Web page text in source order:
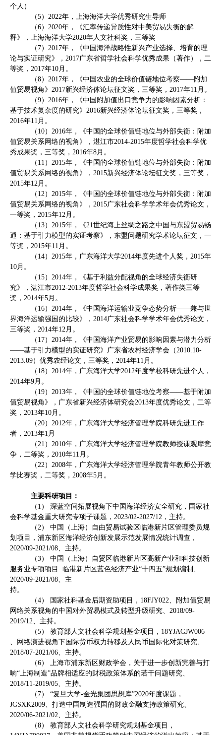
个人）
（5） 2022年，上海海洋大学优秀研究生导师
（6） 2020年，《汇率传递异质性对中美贸易失衡的解
释》，上海海洋大学2020年人文社科奖，三等奖
（ 7） 2017年，《中国海洋战略性新兴产业选择、培育的理
论与实证研究》， 2017广东省哲学社会科学优秀成果（著作），二
等奖， 2017年10月。
（8） 2017年，《中国农业的全球价值链地位考察——附加
值贸易视角》 2017新兴经济体论坛征文奖，三等奖， 2017年11 月。
（9） 2016年，《中国附加值出口竞争力的影响因素分析：
基于技术复杂度的研究》 2016新兴经济体论坛征文奖，三等奖，
2016年11 月。
（ 10） 2016年，《中国的全球价值链地位与外部失衡：附加
值贸易关系网络的视角》，湛江市2014-2015年度哲学社会科学优
秀成果奖，三等奖， 2016年8月。
（ 11 ） 2015年，《中国的全球价值链地位与外部失衡：附加
值贸易关系网络的视角》， 2015新兴经济体论坛征文奖，三等奖，
2015年12月。
（ 12） 2015年，《中国的全球价值链地位与外部失衡：附加
值贸易关系网络的视角》， 2015广东社会科学学术年会优秀论文，
一等奖， 2015年12月。
（ 13） 2015年，《21世纪海上丝绸之路之中国与东盟贸易畅
通：基于引力模型的实证考察》，东盟问题研究学术论坛征文，一
等奖， 2015年11 月。
（ 14） 2015年，广东海洋大学2014年度先进个人奖， 2015年
10月。
（ 15） 2014年，《基于利益分配视角的全球经济失衡研
究》，湛江市2012-2013年度哲学社会科学成果奖，著作类三等
奖， 2014年5月。
（ 16） 2014年，《中国海洋运输业竞争态势分析——兼与世
界海洋运输强国的比较》， 2014广东社会科学学术年会优秀论文，
三等奖， 2014年12月。
（ 17） 2014年，《中国海洋产业贸易的影响因素与潜力分析
——基于引力模型的实证研究》广东省农村经济学会（2010.10-
2013.09）优秀农经论文，三等奖， 2014年11 月。
（ 18） 2014年，广东海洋大学2012年度学校科研先进个人，
2014年9月。
（ 19） 2013年，《中国的全球价值链地位考察——基于附加
值贸易视角》，广东省新兴经济体研究会2013年度优秀论文，二等
奖， 2013年10月。
（20） 2012年，广东海洋大学经济管理学院科研先进工作
者， 2013年1 月
（21 ） 2010年，广东海洋大学经济管理学院教师授课观摩竞
争，二等奖， 2010年11 月。
（22） 2008年，广东海洋大学经济管理学院青年教师公开教
学比赛奖，二等奖， 2008年5月。
主要科研项目：
（ 1 ） 深蓝空间拓展视角下中国海洋经济安全研究，国家社
会科学基金重大研究专项子课题， 2023/02-2027/12 ，主持。
（2） 中国（上海）自由贸易试验区临港新片区管理委员规
划项目，浦东新区海洋经济创新发展示范发展情况统计调查，
2020/09-2021/08、主持。
（3） 中国（上海）自贸区临港新片区高新产业和科技创新
服务业专项项目
临港新片区蓝色经济产业“十四五”规划编制、
2020/09-2021/08、主
持。
（4） 国家社科基金后期资助项目， 18FJY022、附加值贸易
网络关系视角的中国对外贸易模式及转型升级研究、 2018/09-
2019/12、主持。
（5） 教育部人文社会科学规划基金项目， 18YJAGJW006
、网络演进视角下国际货币权力转移及人民币国际化对策研究、
2018/07-2021/06、主持。
（6） 上海市浦东新区财政学会，关于进一步创新完善与打
响“上海制造”品牌相适应的财税政策体系的若干问题研究、
2018/11-2019/05、主持。
（ 7） “复旦大学-金光集团思想库”2020年度课题，
JGSXK2009、打造中国制造强国的财政金融支持政策研究、
2020/06-2021/02、主持。
（8） 教育部人文社会科学研究规划基金项目，